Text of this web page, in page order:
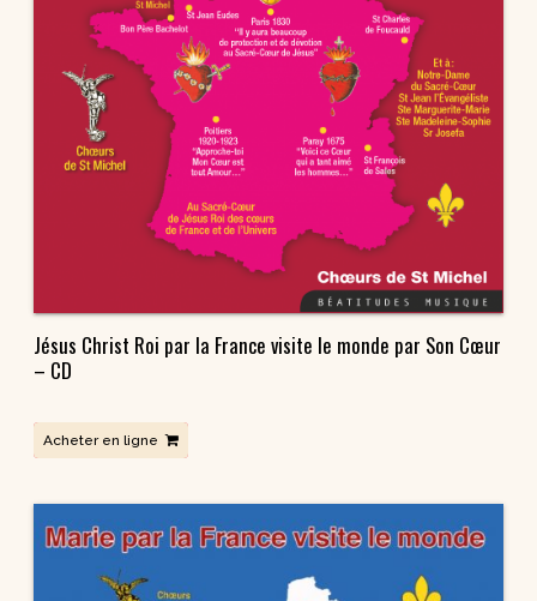
Jésus Christ Roi par la France visite le monde par Son Cœur
– CD
Acheter en ligne